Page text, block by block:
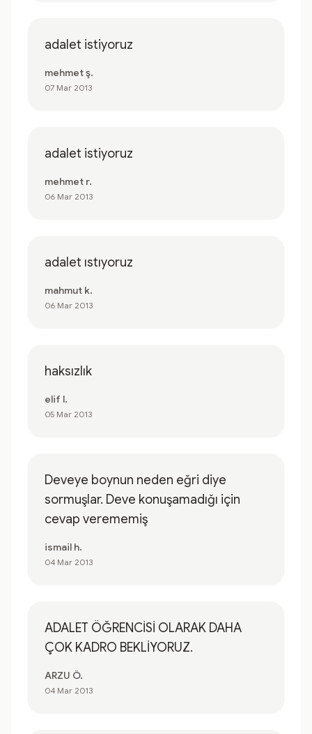
adalet istiyoruz
mehmet ş.
07 Mar 2013
adalet istiyoruz
mehmet r.
06 Mar 2013
adalet ıstıyoruz
mahmut k.
06 Mar 2013
haksızlık
elif l.
05 Mar 2013
Deveye boynun neden eğri diye
sormuşlar. Deve konuşamadığı için
cevap verememiş
ismail h.
04 Mar 2013
ADALET ÖĞRENCİSİ OLARAK DAHA
ÇOK KADRO BEKLİYORUZ.
ARZU Ö.
04 Mar 2013